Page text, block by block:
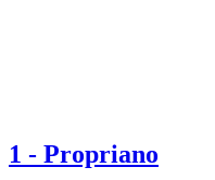
1 - Propriano